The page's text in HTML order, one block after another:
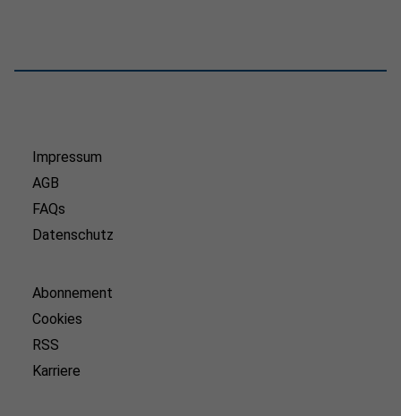
Impressum
AGB
FAQs
Datenschutz
Abonnement
Cookies
RSS
Karriere